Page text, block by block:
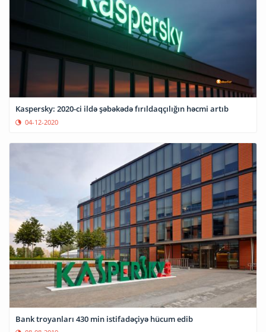
Kaspersky: 2020-ci ildə şəbəkədə fırıldaqçılığın həcmi artıb
04-12-2020
Bank troyanları 430 min istifadəçiyə hücum edib